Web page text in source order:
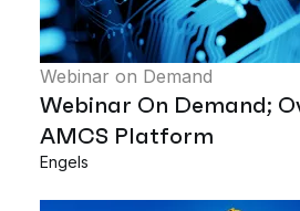
Webinar on Demand
Webinar On Demand;
AMCS Platform
Engels